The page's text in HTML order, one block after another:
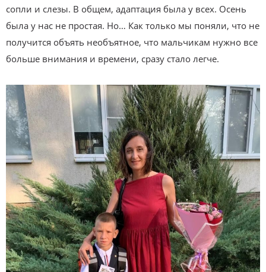
сопли и слезы. В общем, адаптация была у всех. Осень
была у нас не простая. Но… Как только мы поняли, что не
получится объять необъятное, что мальчикам нужно все
больше внимания и времени, сразу стало легче.